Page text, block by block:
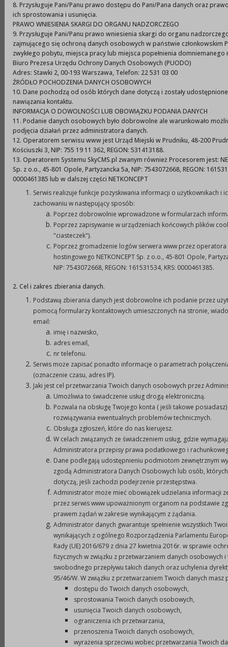
BURMISTRZ PRUDNIKA
ogłasza otwarty konkurs ofert na realizację
zadań publicznych Gminy Prudnik na rok 2010 z
zakresu pomocy społecznej
I. Rodzaj zadań i wysokość dotacji na realizację
zadań.
1.
Organizacja dożywiania osób potrzebujących w
ramach ogólnodostępnej , bezpłatnej stołówki.
Realizowane przedsięwzięcia w ramach zadania:
prowadzenie ogólnodostępnej, bezpłatnej
stołówki w Prudniku. Wymaga się aby stołówka
działała 5 dni w tygodniu oraz funkcjonowała
zgodnie z zapisami zawartymi w ustawie z dnia 12
marca 2004 r. o pomocy społecznej ( Dz.U. z 2008 r.
Nr 115, poz. 728 z późn. zm.).
Wysokość dotacji -40 000,00 zł.
Opieka pielęgniarska nad osobami chorymi,
starszymi, niepełnosprawnymi w miejscu ich
przebywania.
Realizowane przedsięwzięcia w ramach zadania:
świadczenie usług zabiegowych, pielęgniarsko-
diagnostycznych w zakresie opieki paliatywnej dla
osób chorych, samotnych i niepełnosprawnych,
które mają utrudniony kontakt z placówkami
służby zdrowia oraz nie dysponują sprzętem
rehabilitacyjnym i pielęgniarskim.
Wysokość dotacji -25 000,00 zł
II. Warunki przyznawania dotacji.
1. Warunki przyznawania dotacji na realizację w/w
zadań określają przepisy ustawy z dnia 12 marca
2004 r. o pomocy społecznej (Dz. U. z 2008 r. Nr 115,
poz. 728 z późn. zm.) oraz ustawy o finansach
publicznych.
Przyznanie dotacji na realizację poszczególnych
zadań nastąpi na podstawie umowy z podmiotem,
którego oferta zostanie wybrana na zasadach
określonych w ustawie z dnia 12 marca 2004 r. o
pomocy społecznej ( Dz. U. z 2008 r. Nr 115, poz. 728
z późn. zm.), zawartej w terminie 14 dni od
rozstrzygnięcia konkursu.
Podmiotami uprawnionymi do złożenia oferty są:
organizacje pozarządowe prowadzące
działalność w zakresie pomocy społecznej;
osoby prawne i jednostki organizacyjne
działające na podstawie przepisów o
Państwa do Kościoła Katolickiego w
Rzeczypospolitej Polskiej, stosunku Państwa
8. Przysługuje Pani/Panu prawo dostępu do Pani/Pana danych oraz
ich sprostowania i usunięcia.
PRAWO WNIESIENIA SKARGI DO ORGANU NADZORCZEGO
9. Przysługuje Pani/Panu prawo wniesienia skargi do organu
zajmującego się ochroną danych osobowych w państwie członkowskim
zwykłego pobytu, miejsca pracy lub miejsca popełnienia domniemanego
Biuro Prezesa Urzędu Ochrony Danych Osobowych (PUODO)
Adres: Stawki 2, 00-193 Warszawa, Telefon: 22 531 03 00
ŹRÓDŁO POCHODZENIA DANYCH OSOBOWYCH
10. Dane pochodzą od osób których dane dotyczą i zostały
nawiązania kontaktu.
INFORMACJA O DOWOLNOŚCI LUB OBOWIĄZKU PODANIA DANYCH
11. Podanie danych osobowych było dobrowolne ale warunkowało
podjęcia działań przez administratora danych.
12. Operatorem serwisu www jest Urząd Miejski w Prudniku, 48-200
Kościuszki 3, NIP: 755 19 11 362, REGON: 531413188.
13. Operatorem Systemu SkyCMS.pl zwanym również Procesorem jest:
Sp. z o.o., 45-801 Opole, Partyzancka 5a, NIP: 7543072668, REGON:
0000461385 lub w dalszej części NETKONCEPT
Serwis realizuje funkcje pozyskiwania informacji o użytkownikach i
zachowaniu w następujący sposób:
Poprzez dobrowolnie wprowadzone w formularzach
Poprzez zapisywanie w urządzeniach końcowych plików
"ciasteczek").
Poprzez gromadzenie logów serwera www przez operatora
hostingowego NETKONCEPT Sp. z o.o., 45-801 Opole,
NIP: 7543072668, REGON: 161531534, KRS: 0000461385.
2. Cel i zakres zbierania danych.
Podstawą zbierania danych jest dobrowolne ich podanie przez
pomocą formularzy kontaktowych umieszczonych na stronie,
email:
imię i nazwisko,
adres email,
nr telefonu.
Serwis może zapisać ponadto informacje o parametrach
(oznaczenie czasu, adres IP).
Jaki jest cel przetwarzania Twoich danych osobowych przez
Umożliwia to świadczenie usług drogą elektroniczną.
Pozwala na obsługę Twojego konta ( jeśli takowe
rozwiązywania ewentualnych problemów technicznych.
Obsługa zgłoszeń, które do nas kierujesz.
W celach związanych ze świadczeniem usług, gdzie
Administratora przepisy prawa podatkowego i
Dane podlegają udostępnieniu podmiotom zewnętrznym
zgodą Administratora Danych Osobowych lub osób,
dotyczą, jeśli zachodzi podejrzenie przestępstwa.
Administrator może mieć obowiązek udzielania informacji
przez serwis www upoważnionym organom na podstawie
prawem żądań w zakresie wynikającym z żądania.
Administrator danych gwarantuje spełnienie wszystkich
wynikających z ogólnego Rozporządzenia Parlamentu
Rady (UE) 2016/679 z dnia 27 kwietnia 2016r. w sprawie
fizycznych w związku z przetwarzaniem danych osobowych
swobodnego przepływu takich danych oraz uchylenia
95/46/W. W związku z przetwarzaniem Twoich danych masz
dostępu do Twoich danych osobowych,
sprostowania Twoich danych osobowych,
usunięcia Twoich danych osobowych,
ograniczenia ich przetwarzania,
przenoszenia Twoich danych osobowych,
wyrażenia sprzeciwu wobec przetwarzania Twoich